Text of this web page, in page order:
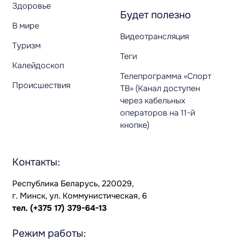
Здоровье
В мире
Туризм
Калейдоскоп
Происшествия
Будет полезно
Видеотрансляция
Теги
Телепрограмма «Спорт
ТВ» (Канал доступен
через кабельных
операторов на 11-й
кнопке)
Контакты:
Республика Беларусь, 220029,
г. Минск, ул. Коммунистическая, 6
тел. (+375 17) 379-64-13
Режим работы: